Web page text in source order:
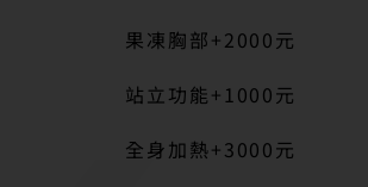
果凍胸部+2000元
站立功能+1000元
全身加熱+3000元